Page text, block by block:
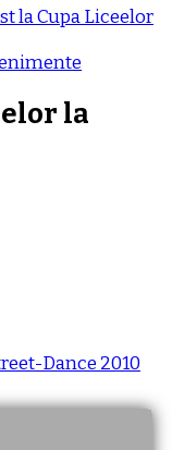
la Cupa Liceelor
la